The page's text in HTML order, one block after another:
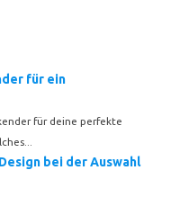
für ein
für deine perfekte
bei der Auswahl